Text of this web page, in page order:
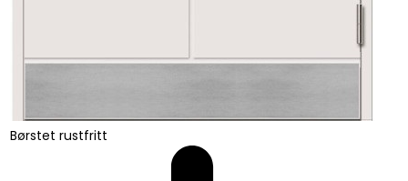
Børstet rustfritt